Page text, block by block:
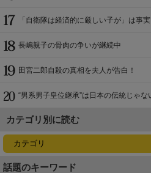
「自衛隊は経済的に厳しい子が」は
長嶋親子の骨肉の争いが継続中
田宮二郎自殺の真相を夫人が告白！
“男系男子皇位継承”は日本の伝統じゃ
尊び女を卑む」と
カテゴリ別に読む
話題のキーワード